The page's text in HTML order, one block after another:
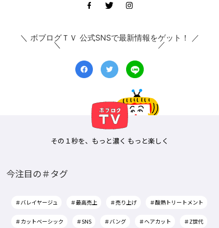
＼ ボブログＴＶ 公式SNSで最新情報をゲット！ ／
その１秒を、もっと濃く もっと楽しく
今注目の＃タグ
＃バレイヤージュ ＃最高売上 ＃売り上げ ＃酸熱トリートメント
＃カットベーシック ＃SNS ＃バング ＃ヘアカット ＃Z世代